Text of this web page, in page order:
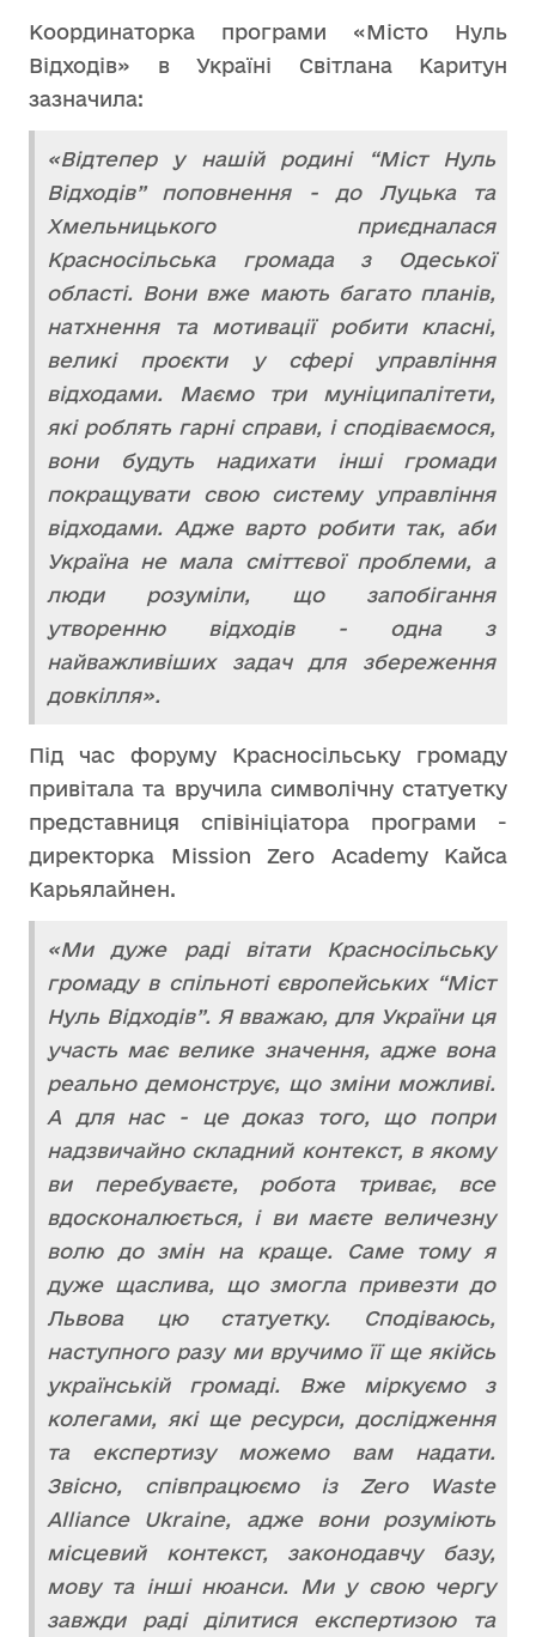
Координаторка програми «Місто Нуль
Відходів» в Україні Світлана Каритун
зазначила:
«Відтепер у нашій родині “Міст Нуль
Відходів” поповнення - до Луцька та
Хмельницького приєдналася
Красносільська громада з Одеської
області. Вони вже мають багато планів,
натхнення та мотивації робити класні,
великі проєкти у сфері управління
відходами. Маємо три муніципалітети,
які роблять гарні справи, і сподіваємося,
вони будуть надихати інші громади
покращувати свою систему управління
відходами. Адже варто робити так, аби
Україна не мала сміттєвої проблеми, а
люди розуміли, що запобігання
утворенню відходів - одна з
найважливіших задач для збереження
довкілля».
Під час форуму Красносільську громаду
привітала та вручила символічну статуетку
представниця співініціатора програми -
директорка Mission Zero Academy Кайса
Карьялайнен.
«Ми дуже раді вітати Красносільську
громаду в спільноті європейських “Міст
Нуль Відходів”. Я вважаю, для України ця
участь має велике значення, адже вона
реально демонструє, що зміни можливі.
А для нас - це доказ того, що попри
надзвичайно складний контекст, в якому
ви перебуваєте, робота триває, все
вдосконалюється, і ви маєте величезну
волю до змін на краще. Саме тому я
дуже щаслива, що змогла привезти до
Львова цю статуетку. Сподіваюсь,
наступного разу ми вручимо її ще якійсь
українській громаді. Вже міркуємо з
колегами, які ще ресурси, дослідження
та експертизу можемо вам надати.
Звісно, співпрацюємо із Zero Waste
Alliance Ukraine, адже вони розуміють
місцевий контекст, законодавчу базу,
мову та інші нюанси. Ми у свою чергу
завжди раді ділитися експертизою та